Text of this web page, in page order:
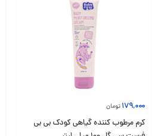
179,000 تومان
کرم مرطوب کننده گیاهی کودک بی بی